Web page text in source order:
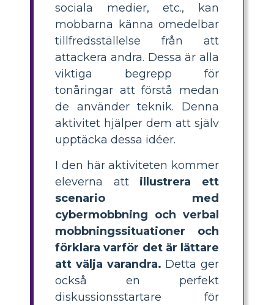
sociala medier, etc., kan
mobbarna känna omedelbar
tillfredsställelse från att
attackera andra. Dessa är alla
viktiga begrepp för
tonåringar att förstå medan
de använder teknik. Denna
aktivitet hjälper dem att själv
upptäcka dessa idéer.
I den här aktiviteten kommer
eleverna att illustrera ett
scenario med
cybermobbning och verbal
mobbningssituationer och
förklara varför det är lättare
att välja varandra. Detta ger
också en perfekt
diskussionsstartare för